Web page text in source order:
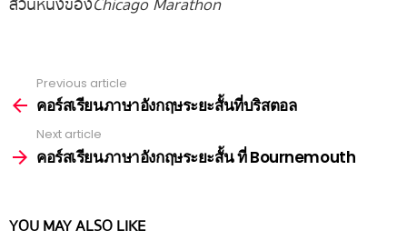
more
Previous article
คอร์สเรียนภาษาอังกฤษระยะสั้นที่บริสตอล
Next article
คอร์สเรียนภาษาอังกฤษระยะสั้น ที่ Bournemouth
YOU MAY ALSO LIKE